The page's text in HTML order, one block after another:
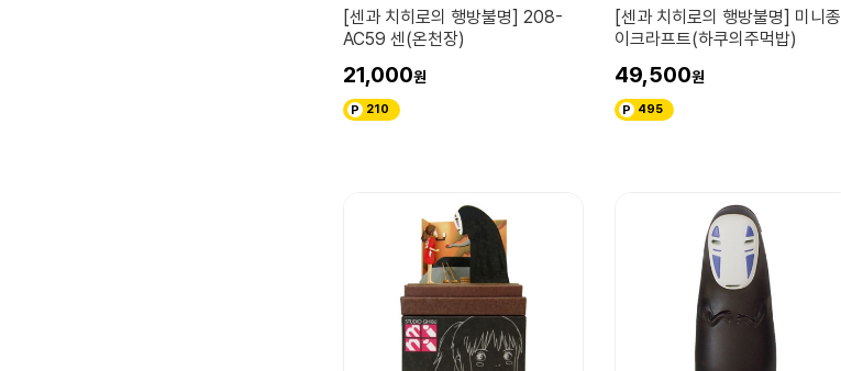
[센과 치히로의 행방불명] 208-
AC59 센(온천장)
21,000
210
[센과 치히로의 행방불명] 미니종
이크라프트(하쿠의주먹밥)
49,500
495